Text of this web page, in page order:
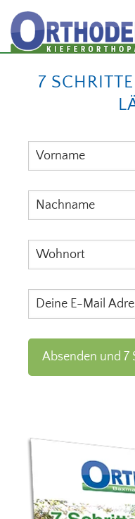
7